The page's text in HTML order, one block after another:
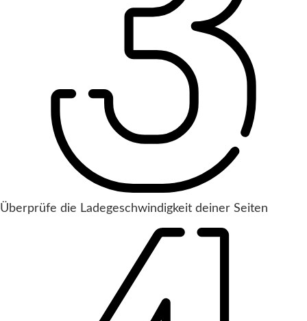
Überprüfe die Ladegeschwindigkeit deiner Seiten